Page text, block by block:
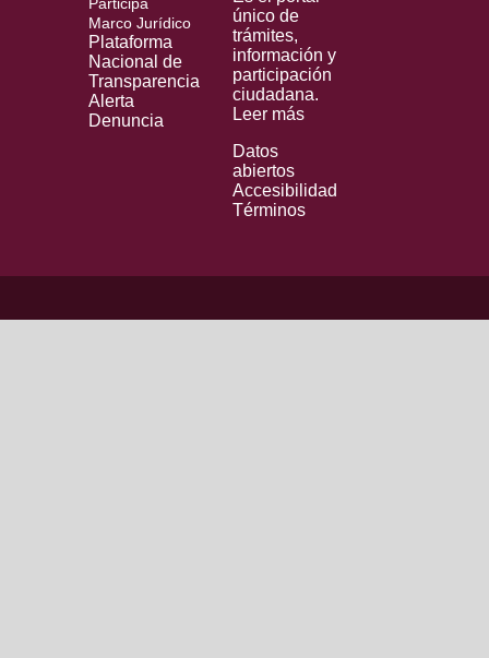
Participa
Marco Jurídico
Plataforma
Nacional de
Transparencia
Alerta
Denuncia
único de
trámites,
información y
participación
ciudadana.
Leer más
Datos
abiertos
Accesibilidad
Términos